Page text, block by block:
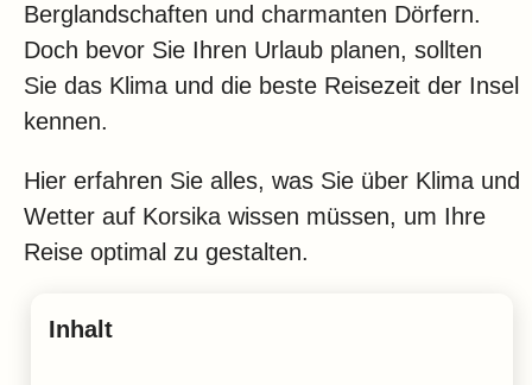
Klima
Impressum & Datenschutz
Berglandschaften und charmanten Dörfern.
Doch bevor Sie Ihren Urlaub planen, sollten
Sie das Klima und die beste Reisezeit der Insel
kennen.
Hier erfahren Sie alles, was Sie über Klima und
Wetter auf Korsika wissen müssen, um Ihre
Reise optimal zu gestalten.
Inhalt